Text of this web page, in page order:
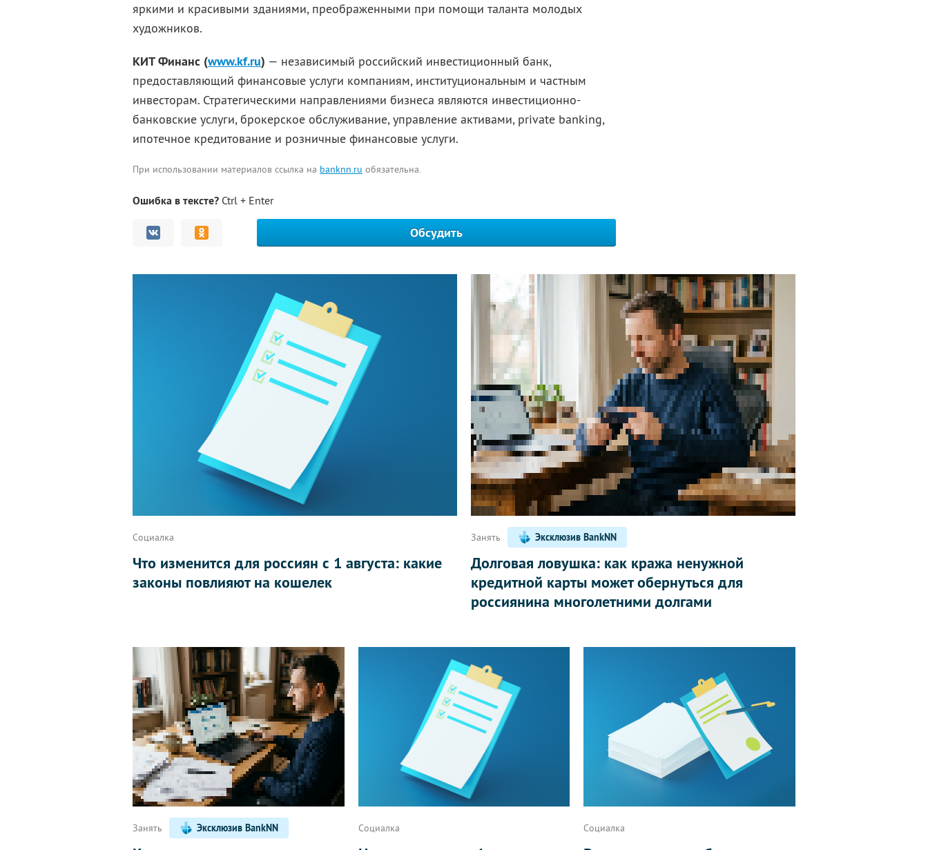
яркими и красивыми зданиями, преображенными при помощи таланта молодых
художников.
КИТ Финанс (www.kf.ru) — независимый российский инвестиционный банк,
предоставляющий финансовые услуги компаниям, институциональным и частным
инвесторам. Стратегическими направлениями бизнеса являются инвестиционно-
банковские услуги, брокерское обслуживание, управление активами, private banking,
ипотечное кредитование и розничные финансовые услуги.
При использовании материалов ссылка на banknn.ru обязательна.
Ошибка в тексте? Ctrl + Enter
Обсудить
Социалка
Что изменится для россиян с 1 августа: какие
законы повлияют на кошелек
Занять Эксклюзив BankNN
Долговая ловушка: как кража ненужной
кредитной карты может обернуться для
россиянина многолетними долгами
Занять Эксклюзив BankNN Социалка Социалка